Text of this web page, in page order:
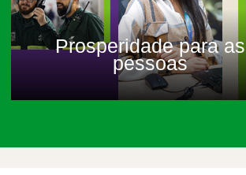
Prosperidade para as
pessoas